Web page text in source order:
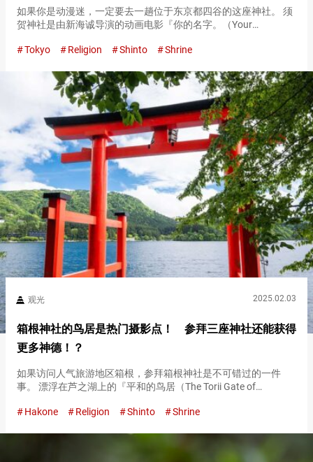
如果你是动漫迷，一定要去一趟位于东京都四谷的这座神社。 须
贺神社是由新海诚导演的动画电影『你的名字。（Your
（Otokozaka stairs）』的楼梯，也出现在『你的名字。（Y…
Tokyo Religion Shinto Shrine
观光 2025.02.03
箱根神社的鸟居是热门摄影点！ 参拜三座神社还能获得
更多神德！？
如果访问人气旅游地区箱根，参拜箱根神社是不可错过的一件
事。 漂浮在芦之湖上的『平和的鸟居（The Torii Gate of
『平和的鸟居（The Torii Gate of Pe…
Hakone Religion Shinto Shrine